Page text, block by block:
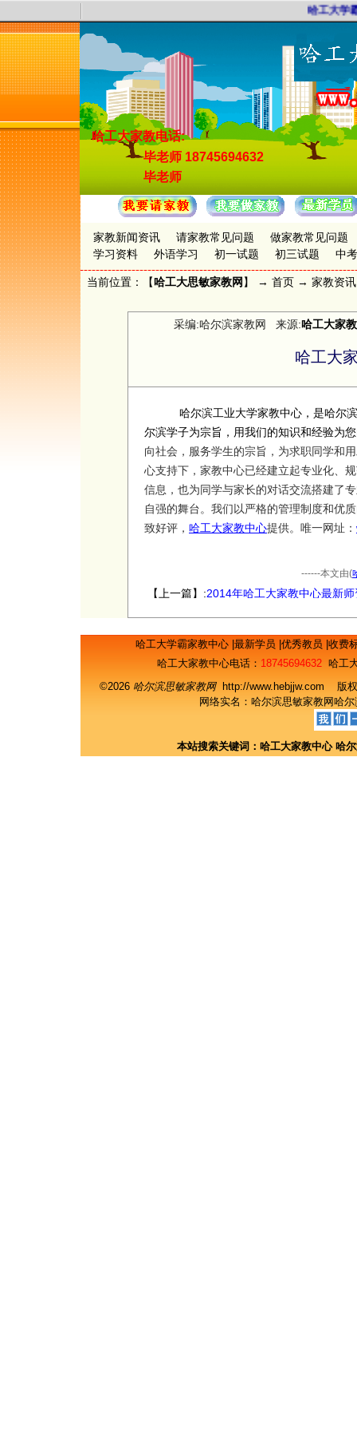
哈工大学
哈工大家教电话:
毕老师 18745694632
毕老师
家教新闻资讯 请家教常见问题
做家教常见问题
学习资料
外语学习 初一试题 初三试题 中
当前位置：【哈工大思敏家教网 】 → 首页 → 家教资讯
采编:哈尔滨家教网 来源:哈工大家
哈工大
哈尔滨工业大学家教中心，是哈尔
尔滨学子为宗旨，用我们的知识和经验为
向社会，服务学生的宗旨，为求职同学和
心支持下，家教中心已经建立起专业化、
信息，也为同学与家长的对话交流搭建了
自强的舞台。我们以严格的管理制度和优
致好评， 哈工大家教中心提供。唯一网址：
------本文由(
【上一篇】:2014年哈工大家教中心最新师
哈工大学霸家教中心 最新学员 优秀教员 收费
哈工大家教中心电话： 18745694632 哈工
©2026 哈尔滨思敏家教网http://www.hebjjw.com 版
网络实名： 哈尔滨思敏家教网哈尔
本站搜索关键词： 哈工大家教中心 哈